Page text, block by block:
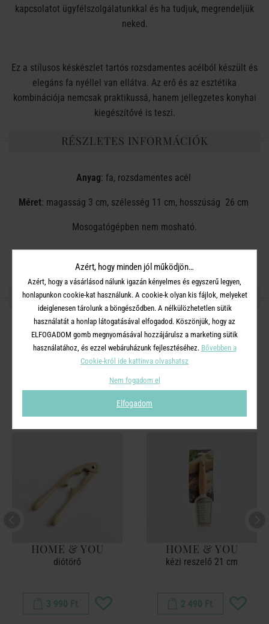
kapcsolatot ügyfélszolgálatunkkal és ha tudjuk, megrendeljük
neked.
Ez a stílusos késkészlet tartós rozsdamentes acélból készült és
elegáns fa nyéllel van ellátva. Az erő és az esztétika
kombinációja nemcsak praktikussá, hanem jellegzetes konyhai
kiegészítővé is teszi.
RÉSZLETES INFORMÁCIÓK
Anyag: fa, rozsdamentes acél
Méret: magasság 3 cm, szélesség 11 cm, hosszúság 26 cm
Mosogatógépben nem mosható.
OSZD MEG MÁSOKKAL!
A TERMÉKCSALÁD TOVÁBBI
TERMÉKEI
HOME & YOU
diótörő
3 990 Ft
HOME & YOU
kézi reszelő 21 cm
2 490 Ft
Azért, hogy minden jól működjön…
Azért, hogy a vásárlásod nálunk igazán kényelmes és egyszerű legyen,
honlapunkon cookie-kat használunk. A cookie-k olyan kis fájlok, melyeket
ideiglenesen tárolunk a böngésződben. A nélkülözhetetlen sütik
használatát a honlap látogatásával elfogadod. Köszönjük, hogy az
ELFOGADOM gomb megnyomásával hozzájárulsz a marketing sütik
használatához, és ezzel webáruházunk fejlesztéséhez. Bővebben a
Cookie-król ide kattinva olvashatsz
Nem fogadom el
Elfogadom